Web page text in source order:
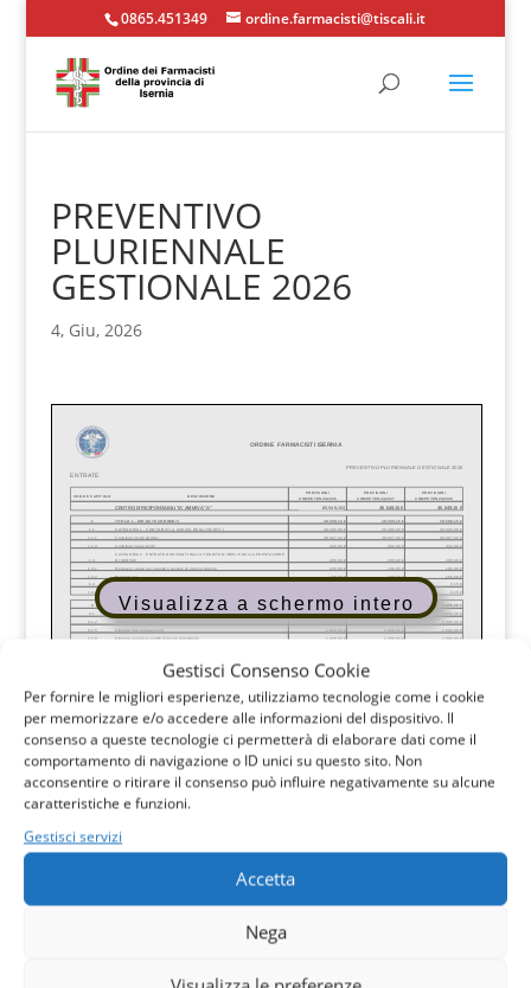
Gestisci Consenso Cookie
Per fornire le migliori esperienze, utilizziamo tecnologie come i cookie
per memorizzare e/o accedere alle informazioni del dispositivo. Il
consenso a queste tecnologie ci permetterà di elaborare dati come il
comportamento di navigazione o ID unici su questo sito. Non
acconsentire o ritirare il consenso può influire negativamente su alcune
caratteristiche e funzioni.
Gestisci servizi
Accetta
Nega
0865.451349 ordine.farmacisti@tiscali.it
PREVENTIVO
PLURIENNALE
GESTIONALE 2026
4, Giu, 2026
Visualizza a schermo intero